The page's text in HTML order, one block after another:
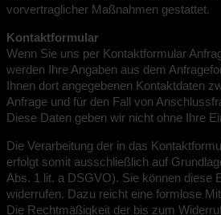
vorvertraglicher Maßnahmen gestattet.
Kontaktformular
Wenn Sie uns per Kontaktformular
werden Ihre Angaben aus dem
Ihnen dort angegebenen Kontaktdaten
Anfrage und für den Fall von
Diese Daten geben wir nicht ohne Ihre
Die Verarbeitung der in das
erfolgt somit ausschließlich auf
Abs. 1 lit. a DSGVO). Sie können diese
widerrufen. Dazu reicht eine formlose
Die Rechtmäßigkeit der bis zum